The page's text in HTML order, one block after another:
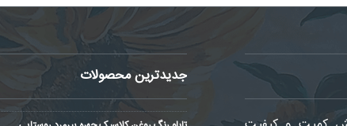
جدیدترین محصولات